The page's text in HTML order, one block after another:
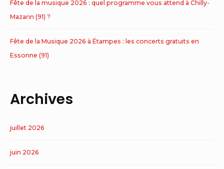
Fête de la musique 2026 : quel programme vous attend à Chilly-
Mazarin (91) ?
Fête de la Musique 2026 à Étampes : les concerts gratuits en
Essonne (91)
Archives
juillet 2026
juin 2026